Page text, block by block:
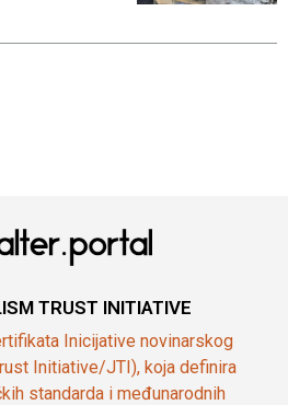
TRUST INITIATIVE
Inicijative novinarskog
Initiative/JTI), koja definira
standarda i međunarodnih